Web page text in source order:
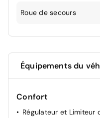
Roue de secours
Équipements du
Confort
Régulateur et Limiteur